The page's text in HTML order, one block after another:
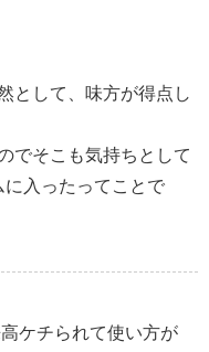
として、味方が得点し
でそこも気持ちとして
入ったってことで
ケチられて使い方が